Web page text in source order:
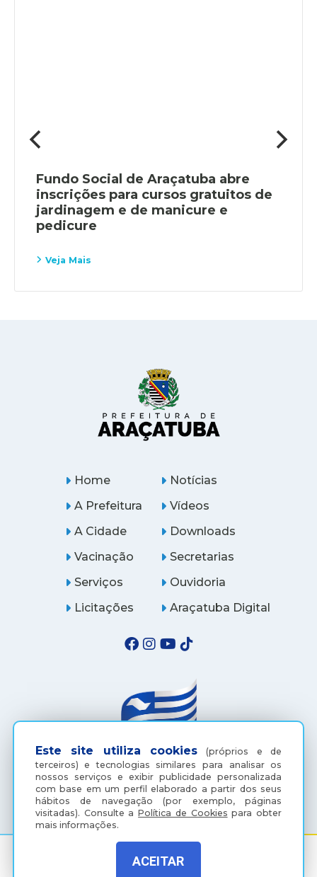
Fundo Social de Araçatuba abre
inscrições para cursos gratuitos de
jardinagem e de manicure e
pedicure
Veja Mais
Este site utiliza cookies (próprios e de
terceiros) e tecnologias similares para analisar os
nossos serviços e exibir publicidade personalizada
com base em um perfil elaborado a partir dos seus
hábitos de navegação (por exemplo, páginas
visitadas). Consulte aPolítica de Cookies para obter
mais informações.
ACEITAR
Home
A Prefeitura
A Cidade
Notícias
Vídeos
Downloads
Vacinação
Serviços
Licitações
Secretarias
Ouvidoria
Araçatuba Digital
(18) 3607-6500